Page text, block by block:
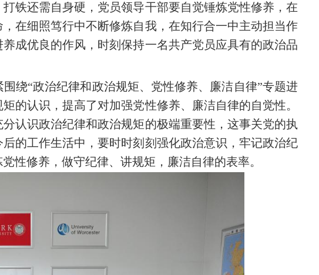
铁还需自身硬，党员领导干部要自觉锤炼党性修养，在
在细照笃行中不断修炼自我，在知行合一中主动担当作
成优良的作风，时刻保持一名共产党员应具有的政治品
围绕“政治纪律和政治规矩、党性修养、廉洁自律”专题进
的认识，提高了对加强党性修养、廉洁自律的自觉性。
认识政治纪律和政治规矩的极端重要性，这事关党的执
的工作生活中，要时时刻刻强化政治意识，牢记政治纪
性修养，做守纪律、讲规矩，廉洁自律的表率。